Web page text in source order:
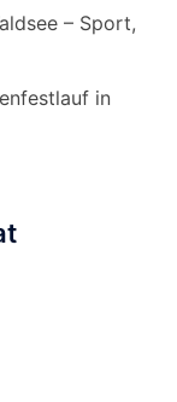
– Sport,
in